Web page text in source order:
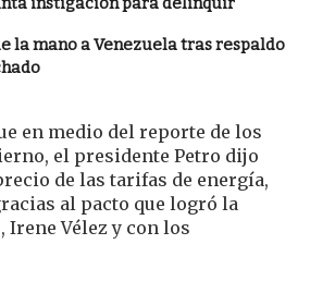
la mano a Venezuela tras respaldo
en medio del reporte de los
el presidente Petro dijo
de las tarifas de energía,
al pacto que logró la
Vélez y con los